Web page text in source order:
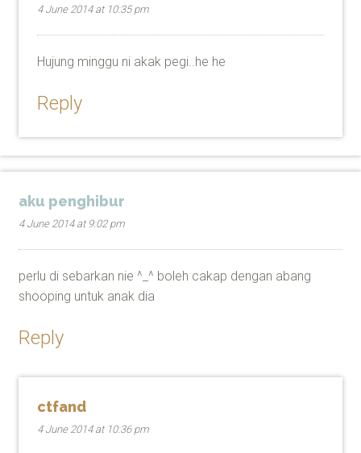
4 June 2014 at 10:35 pm
Hujung minggu ni akak pegi..he he
Reply
aku penghibur
4 June 2014 at 9:02 pm
perlu di sebarkan nie ^_^ boleh cakap dengan abang
shooping untuk anak dia
Reply
ctfand
4 June 2014 at 10:36 pm